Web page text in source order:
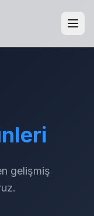
gelişmiş